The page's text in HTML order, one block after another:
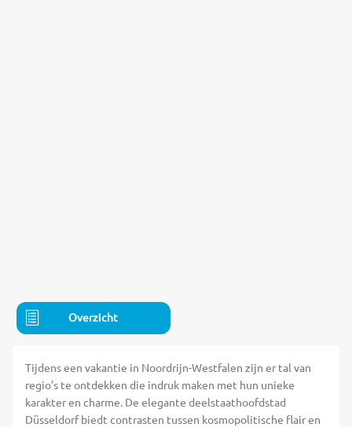
Overzicht
Tijdens een vakantie in Noordrijn-Westfalen zijn er tal van
regio’s te ontdekken die indruk maken met hun unieke
karakter en charme. De elegante deelstaathoofdstad
Düsseldorf biedt contrasten tussen kosmopolitische flair en